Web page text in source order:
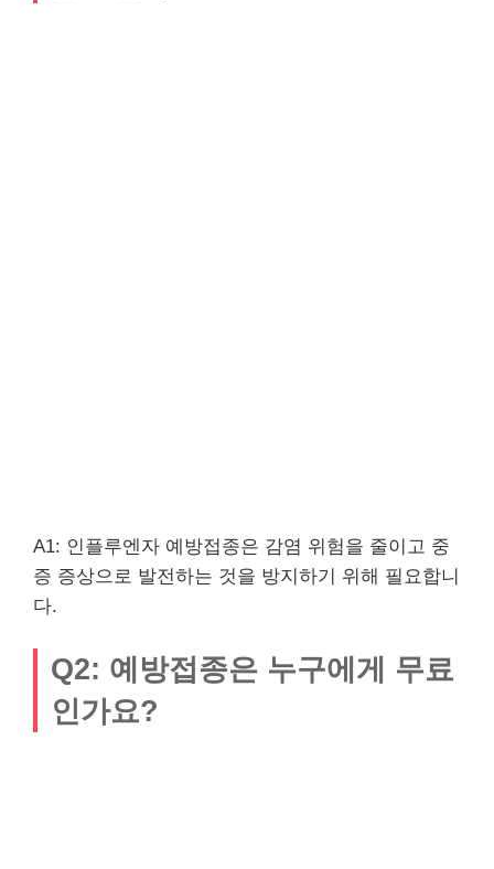
A1: 인플루엔자 예방접종은 감염 위험을 줄이고 중
증 증상으로 발전하는 것을 방지하기 위해 필요합니
다.
Q2: 예방접종은 누구에게 무료
인가요?